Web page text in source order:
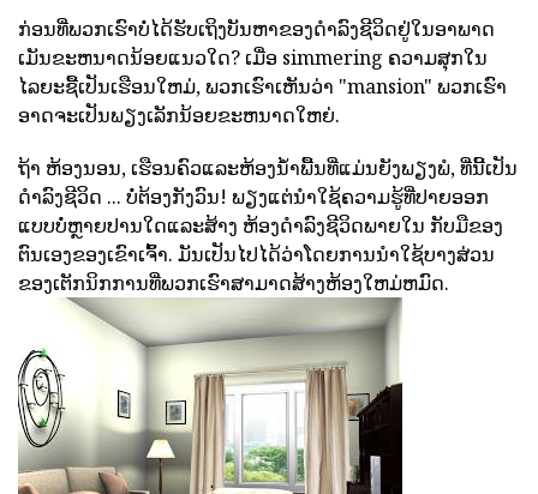
ກ່ອນທີ່ພວກເຮົາບໍ່ໄດ້ຮັບເຖິງບັນຫາຂອງດໍາລົງຊີວິດຢູ່ໃນອາພາດ
ເມັນຂະຫນາດນ້ອຍແນວໃດ? ເມື່ອ simmering ຄວາມສຸກໃນ
ໄລຍະຊື້ເປັນເຮືອນໃຫມ່, ພວກເຮົາເຫັນວ່າ "mansion" ພວກເຮົາ
ອາດຈະເປັນພຽງເລັກນ້ອຍຂະຫນາດໃຫຍ່.
ຖ້າ ຫ້ອງນອນ, ເຮືອນຄົວແລະຫ້ອງນ້ໍາພື້ນທີ່ແມ່ນຍັງພຽງພໍ, ທີ່ນີ້ເປັນ
ດໍາລົງຊີວິດ ... ບໍ່ຕ້ອງກັງວົນ! ພຽງແຕ່ນໍາໃຊ້ຄວາມຮູ້ທີ່ປາຍອອກ
ແບບບໍ່ຫຼາຍປານໃດແລະສ້າງ ຫ້ອງດໍາລົງຊີວິດພາຍໃນ ກັບມືຂອງ
ຕົນເອງຂອງເຂົາເຈົ້າ. ມັນເປັນໄປໄດ້ວ່າໂດຍການນໍາໃຊ້ບາງສ່ວນ
ຂອງເຕັກນິກການທີ່ພວກເຮົາສາມາດສ້າງຫ້ອງໃຫມ່ຫມົດ.